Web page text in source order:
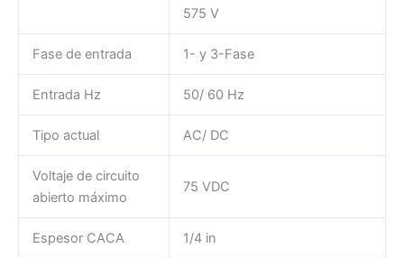
575 V
Fase de entrada 1- y 3-Fase
Entrada Hz 50/ 60 Hz
Tipo actual AC/ DC
Voltaje de circuito
abierto máximo
75 VDC
Espesor CACA 1/4 in